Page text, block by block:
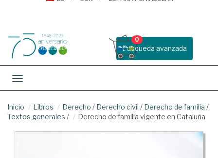
Busqueda avanzada
0
Toggle navigation
Inicio Libros Derecho / Derecho civil / Derecho de familia /
Textos generales / Derecho de familia vigente en Cataluña